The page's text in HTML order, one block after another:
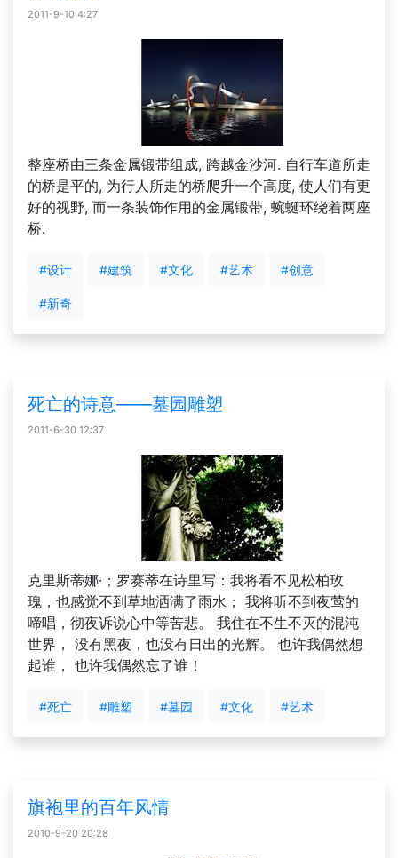
2011-9-10 4:27
整座桥由三条金属锻带组成, 跨越金沙河. 自行车道所走
的桥是平的, 为行人所走的桥爬升一个高度, 使人们有更
好的视野, 而一条装饰作用的金属锻带, 蜿蜒环绕着两座
桥.
#设计 #建筑 #文化 #艺术 #创意
#新奇
死亡的诗意——墓园雕塑
2011-6-30 12:37
克里斯蒂娜·；罗赛蒂在诗里写：我将看不见松柏玫
瑰，也感觉不到草地洒满了雨水； 我将听不到夜莺的
啼唱，彻夜诉说心中等苦悲。 我住在不生不灭的混沌
世界， 没有黑夜，也没有日出的光辉。 也许我偶然想
起谁， 也许我偶然忘了谁！
#死亡 #雕塑 #墓园 #文化 #艺术
旗袍里的百年风情
2010-9-20 20:28